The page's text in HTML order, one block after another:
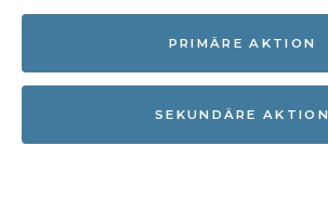
PRIMÄRE AKTION
SEKUNDÄRE AKTION